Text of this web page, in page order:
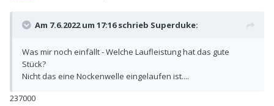
Am 7.6.2022 um 17:16 schrieb Superduke:
Was mir noch einfällt - Welche Laufleistung hat das gute
Stück?
Nicht das eine Nockenwelle eingelaufen ist....
237000